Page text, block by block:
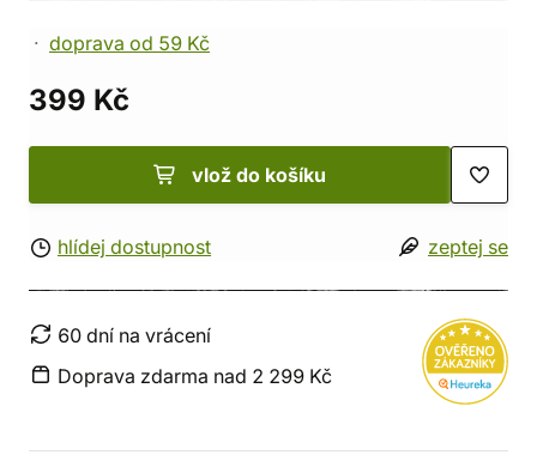
doprava od 59 Kč
399 Kč
vlož do košíku
hlídej dostupnost zeptej se
60 dní na vrácení
Doprava zdarma nad 2 299 Kč